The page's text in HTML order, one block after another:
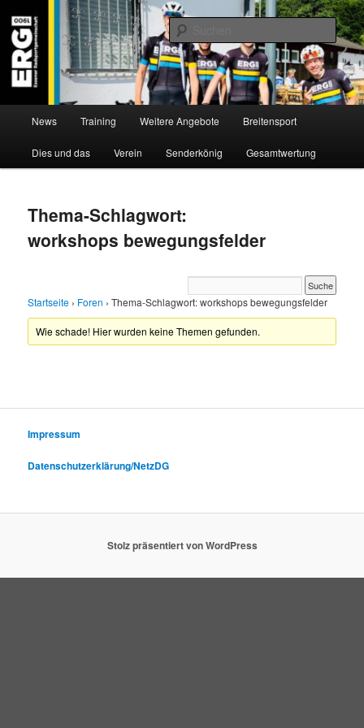
Inhalt
wechseln
sekundären
Inhalt
wechselnERG 1900 e.V
Willkommen bei der Essener Radsportgemeinschaft
News Training Weitere Angebote Breitensport
Dies und das Verein Senderkönig Gesamtwertung
Thema-Schlagwort:
workshops bewegungsfelder
Startseite › Foren › Thema-Schlagwort: workshops bewegungsfelder
Wie schade! Hier wurden keine Themen gefunden.
Impressum
Datenschutzerklärung/NetzDG
Stolz präsentiert von WordPress